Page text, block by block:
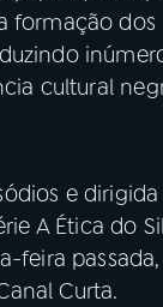
Facebook
formação dos
cultural
e
A Ética do
feira passada,
Curta.